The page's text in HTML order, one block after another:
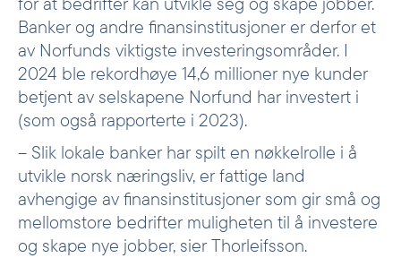
Banker og andre finansinstitusjoner er derfor et
av Norfunds viktigste investeringsområder. I
2024 ble rekordhøye 14,6 millioner nye kunder
betjent av selskapene Norfund har investert i
(som også rapporterte i 2023).
– Slik lokale banker har spilt en nøkkelrolle i å
utvikle norsk næringsliv, er fattige land
avhengige av finansinstitusjoner som gir små og
mellomstore bedrifter muligheten til å investere
og skape nye jobber, sier Thorleifsson.